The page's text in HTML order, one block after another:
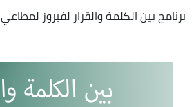
برنامج بين الكلمة والقرار لفيروز لمطاعي